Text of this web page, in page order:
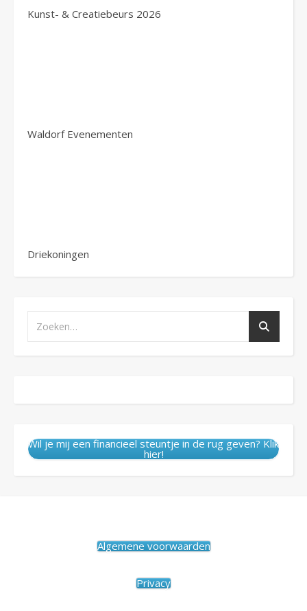
Kunst- & Creatiebeurs 2026
Waldorf Evenementen
Driekoningen
Wil je mij een financieel steuntje in de rug geven? Klik
hier!
Algemene voorwaarden
Privacy